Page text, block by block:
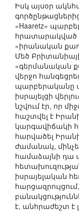
Իսկ այսօր
«Haaretz»
հրատարակված
«իրանական
Մեծ
«գերմանական
վերջո
պարբերականը
իսրայելցի
նշվում էր, որ
հաշտվել է
կարգավիճակի
հարվածել
ժամանակ,
համաձայնի դա
իսրայելական
է, անհրաժեշտ է